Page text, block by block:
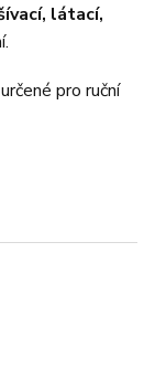
látací,
pro ruční